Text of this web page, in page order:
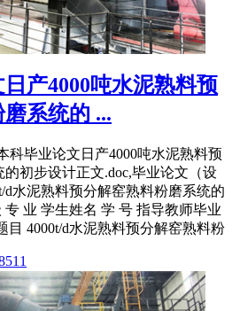
产4000吨水泥熟料预
系统的 ...
科毕业论文日产4000吨水泥熟料预
初步设计正文.doc,毕业论文（设
d水泥熟料预分解窑熟料粉磨系统的
业 学生姓名 学 号 指导教师毕业
目 4000t/d水泥熟料预分解窑熟料粉